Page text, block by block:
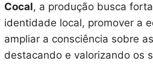
Cocal, a produção busca
identidade local, promover a
ampliar a consciência sobre
destacando e valorizando os